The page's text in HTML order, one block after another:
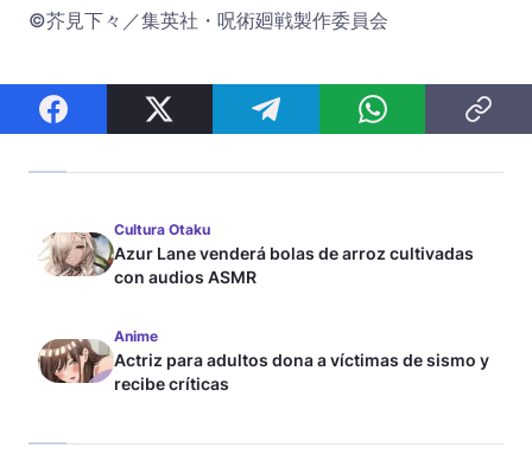
©芥見下々／集英社・呪術廻戦製作委員会
Cultura Otaku
Azur Lane venderá bolas de arroz cultivadas
con audios ASMR
Anime
Actriz para adultos dona a víctimas de sismo y
recibe críticas